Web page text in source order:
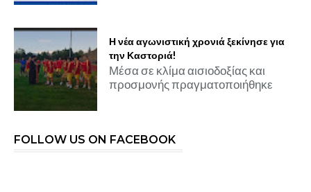
Η νέα αγωνιστική χρονιά ξεκίνησε για
την Καστοριά!
Μέσα σε κλίμα αισιοδοξίας και
προσμονής πραγματοποιήθηκε
FOLLOW US ON FACEBOOK